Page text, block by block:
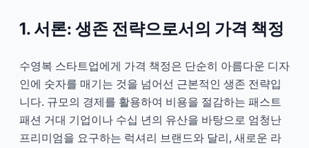
2025-01 우
지금 상담하기
1. 서론: 생존 전략으로서의 가격 책정
수영복 스타트업에게 가격 책정은 단순히 아름다운 디자
인에 숫자를 매기는 것을 넘어선 근본적인 생존 전략입
니다. 규모의 경제를 활용하여 비용을 절감하는 패스트
패션 거대 기업이나 수십 년의 유산을 바탕으로 엄청난
프리미엄을 요구하는 럭셔리 브랜드와 달리, 새로운 라